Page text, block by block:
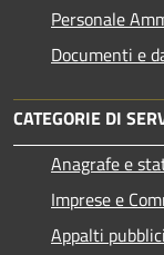
Personale
Documenti e
CATEGORIE DI
Anagrafe e
Imprese e
Appalti pubblici